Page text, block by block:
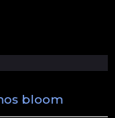
bloom